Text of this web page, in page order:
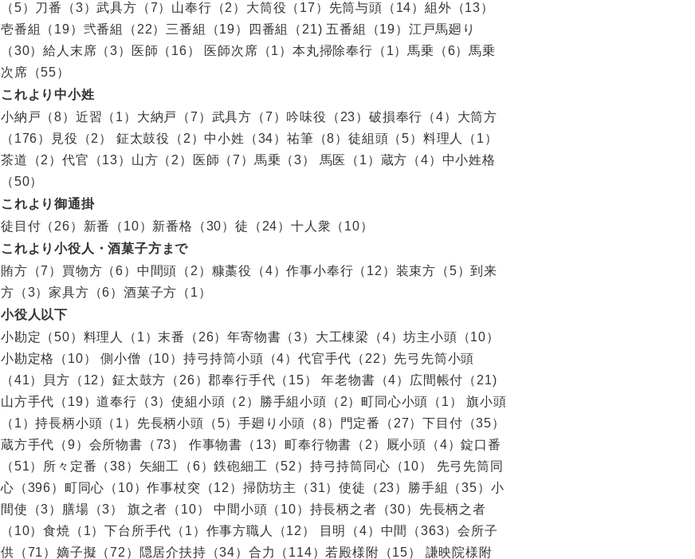
（5）刀番（3）武具方（7）山奉行（2）大筒役（17）先筒与頭（14）組外（13）
壱番組（19）弐番組（22）三番組（19）四番組（21) 五番組（19）江戸馬廻り
（30）給人末席（3）医師（16） 医師次席（1）本丸掃除奉行（1）馬乗（6）馬乗
次席（55）
これより中小姓
小納戸（8）近習（1）大納戸（7）武具方（7）吟味役（23）破損奉行（4）大筒方
（176）見役（2） 鉦太鼓役（2）中小姓（34）祐筆（8）徒組頭（5）料理人（1）
茶道（2）代官（13）山方（2）医師（7）馬乗（3） 馬医（1）蔵方（4）中小姓格
（50）
これより御通掛
徒目付（26）新番（10）新番格（30）徒（24）十人衆（10）
これより小役人・酒菓子方まで
賄方（7）買物方（6）中間頭（2）糠藁役（4）作事小奉行（12）装束方（5）到来
方（3）家具方（6）酒菓子方（1）
小役人以下
小勘定（50）料理人（1）末番（26）年寄物書（3）大工棟梁（4）坊主小頭（10）
小勘定格（10） 側小僧（10）持弓持筒小頭（4）代官手代（22）先弓先筒小頭
（41）貝方（12）鉦太鼓方（26）郡奉行手代（15） 年老物書（4）広間帳付（21)
山方手代（19）道奉行（3）使組小頭（2）勝手組小頭（2）町同心小頭（1） 旗小頭
（1）持長柄小頭（1）先長柄小頭（5）手廻り小頭（8）門定番（27）下目付（35）
蔵方手代（9）会所物書（73） 作事物書（13）町奉行物書（2）厩小頭（4）錠口番
（51）所々定番（38）矢細工（6）鉄砲細工（52）持弓持筒同心（10） 先弓先筒同
心（396）町同心（10）作事杖突（12）掃防坊主（31）使徒（23）勝手組（35）小
間使（3）膳場（3） 旗之者（10） 中間小頭（10）持長柄之者（30）先長柄之者
（10）食焼（1）下台所手代（1）作事方職人（12） 目明（4）中間（363）会所子
供（71）嫡子擬（72）隠居介扶持（34）合力（114）若殿様附（15） 謙映院様附